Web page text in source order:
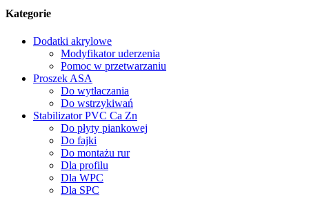
Kategorie
Dodatki akrylowe
Modyfikator uderzenia
Pomoc w przetwarzaniu
Proszek ASA
Do wytłaczania
Do wstrzykiwań
Stabilizator PVC Ca Zn
Do płyty piankowej
Do fajki
Do montażu rur
Dla profilu
Dla WPC
Dla SPC